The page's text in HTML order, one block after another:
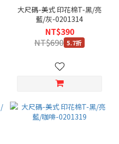
大尺碼-美式 印花棉T-黑/亮
藍/灰-0201314
NT$390
NT$690 5.7折